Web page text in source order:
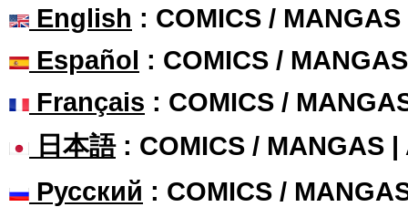
English : COMICS /
Español : COMICS /
Français : COMICS /
日本語: COMICS / MANGAS |
Русский : COMICS /